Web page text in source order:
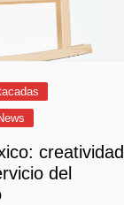
creatividad
del